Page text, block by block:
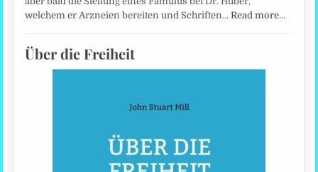
welchem er Arzneien bereiten und Schriften…Read more…
Über die Freiheit